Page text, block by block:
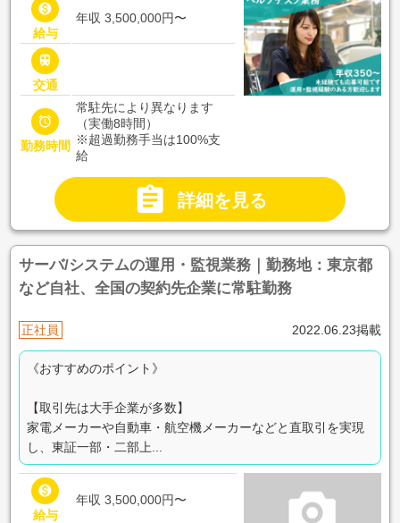

給与
年収 3,500,000円〜

交通

勤務時間
常駐先により異なります
（実働8時間）
※超過勤務手当は100%支
給
 詳細を見る
サーバ/システムの運用・監視業務｜勤務地：東京都
など自社、全国の契約先企業に常駐勤務
正社員 2022.06.23掲載
《おすすめのポイント》
【取引先は大手企業が多数】
家電メーカーや自動車・航空機メーカーなどと直取引を実現
し、東証一部・二部上...

給与
年収 3,500,000円〜